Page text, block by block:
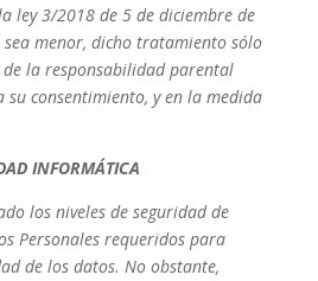
ley 3/2018 de 5 de diciembre de
menor, dicho tratamiento sólo
la responsabilidad parental
consentimiento, y en la medida
INFORMÁTICA
los niveles de seguridad de
Personales requeridos para
de los datos. No obstante,